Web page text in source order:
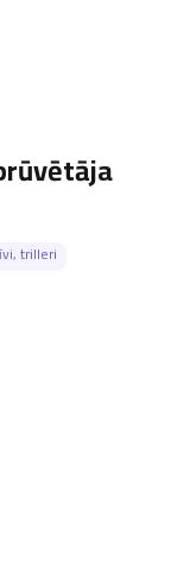
trilleri